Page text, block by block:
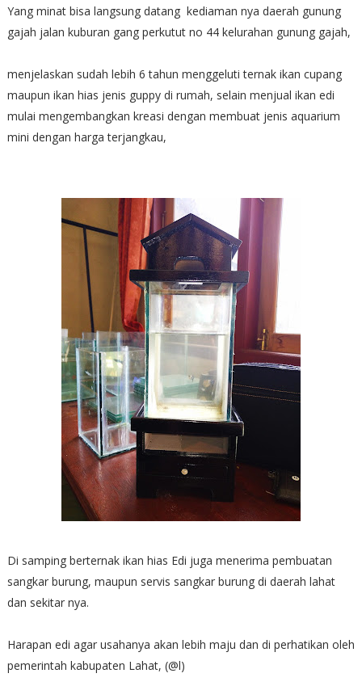
Yang minat bisa langsung datang kediaman nya daerah gunung
gajah jalan kuburan gang perkutut no 44 kelurahan gunung gajah,
menjelaskan sudah lebih 6 tahun menggeluti ternak ikan cupang
maupun ikan hias jenis guppy di rumah, selain menjual ikan edi
mulai mengembangkan kreasi dengan membuat jenis aquarium
mini dengan harga terjangkau,
Di samping berternak ikan hias Edi juga menerima pembuatan
sangkar burung, maupun servis sangkar burung di daerah lahat
dan sekitar nya.
Harapan edi agar usahanya akan lebih maju dan di perhatikan oleh
pemerintah kabupaten Lahat, (@l)